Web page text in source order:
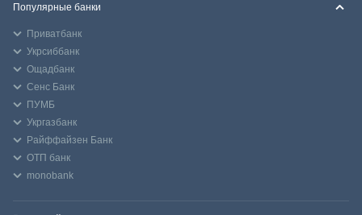
Популярные банки
Приватбанк
Укрсиббанк
Ощадбанк
Сенс Банк
ПУМБ
Укргазбанк
Райффайзен Банк
ОТП банк
monobank